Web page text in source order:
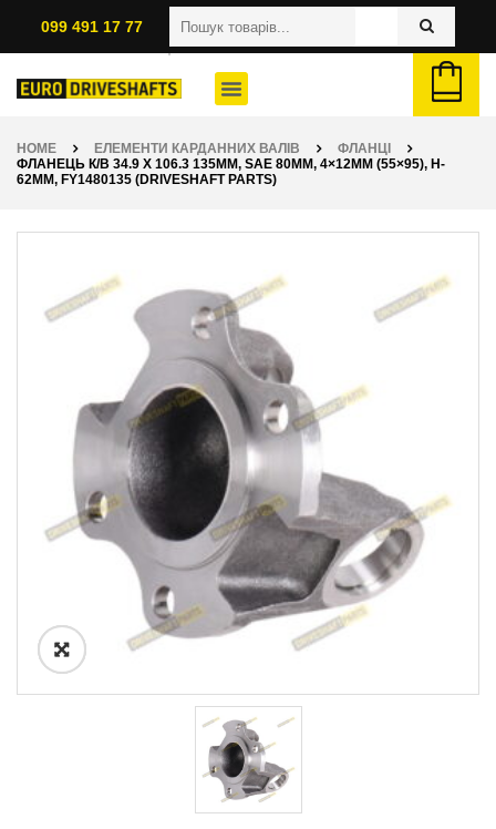
099 491 17 77
HOME ЕЛЕМЕНТИ КАРДАННИХ ВАЛІВ
ФЛАНЦІ
ФЛАНЕЦЬ К/В 34.9 X 106.3 135ММ, SAE 80ММ, 4×12ММ (55×95), H-
62ММ, FY1480135 (DRIVESHAFT PARTS)